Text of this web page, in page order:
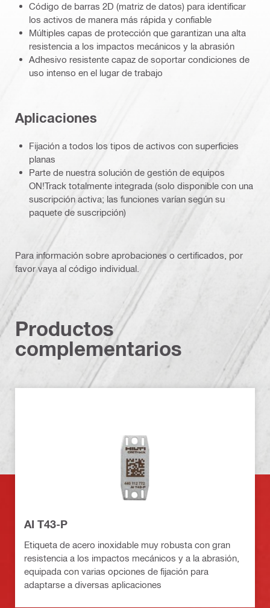
Código de barras 2D (matriz de datos) para identificar
los activos de manera más rápida y confiable
Múltiples capas de protección que garantizan una alta
resistencia a los impactos mecánicos y la abrasión
Adhesivo resistente capaz de soportar condiciones de
uso intenso en el lugar de trabajo
Aplicaciones
Fijación a todos los tipos de activos con superficies
planas
Parte de nuestra solución de gestión de equipos
ON!Track totalmente integrada (solo disponible con una
suscripción activa; las funciones varían según su
paquete de suscripción)
Para información sobre aprobaciones o certificados, por
favor vaya al código individual.
Productos
complementarios
AI T43-P
Etiqueta de acero inoxidable muy robusta con gran
resistencia a los impactos mecánicos y a la abrasión,
equipada con varias opciones de fijación para
adaptarse a diversas aplicaciones